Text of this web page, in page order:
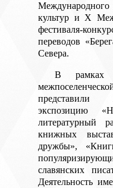
культур и X
фестиваля-
переводов
Севера.
В рамках
представили
экспозицию
литературный
книжных
дружбы»,
славянских
Деятельность